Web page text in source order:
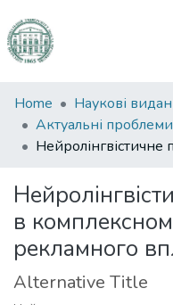
Communities
&
Collections
Statistics
Home
в
рекламного
Alternative Title